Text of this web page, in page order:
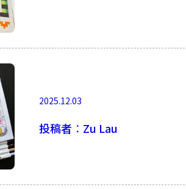
2025.12.03
投稿者︰Zu Lau